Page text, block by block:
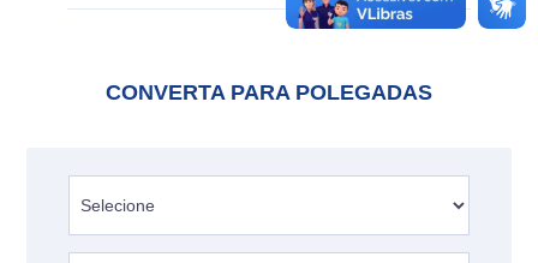
CONVERTA PARA POLEGADAS